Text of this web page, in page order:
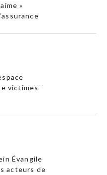
»
victimes-
Évangile
acteurs de